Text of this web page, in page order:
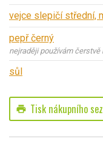
vejce slepičí střední,
pepř černý
nejraději používám čerstvě
sůl
print Tisk nákupního